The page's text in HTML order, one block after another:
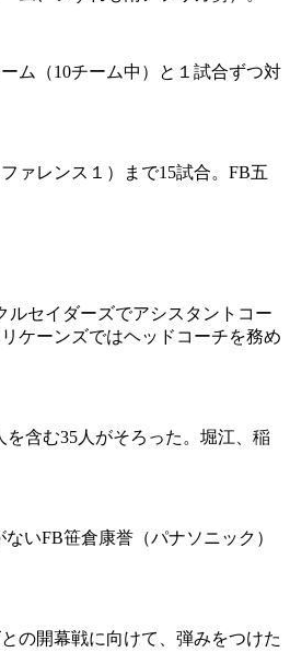
ム（10チーム中）と１試合ずつ対
ァレンス１）まで15試合。FB五
セイダーズでアシスタントコー
ケーンズではヘッドコーチを務め
含む35人がそろった。堀江、稲
いFB笹倉康誉（パナソニック）
の開幕戦に向けて、弾みをつけた